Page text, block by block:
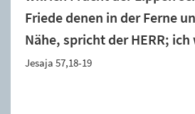
Friede denen in der Ferne
Nähe, spricht der HERR;
Jesaja 57,18-19